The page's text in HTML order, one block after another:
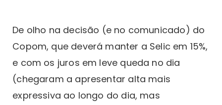
De olho na decisão (e no comunicado) do
Copom, que deverá manter a Selic em 15%,
e com os juros em leve queda no dia
(chegaram a apresentar alta mais
expressiva ao longo do dia, mas